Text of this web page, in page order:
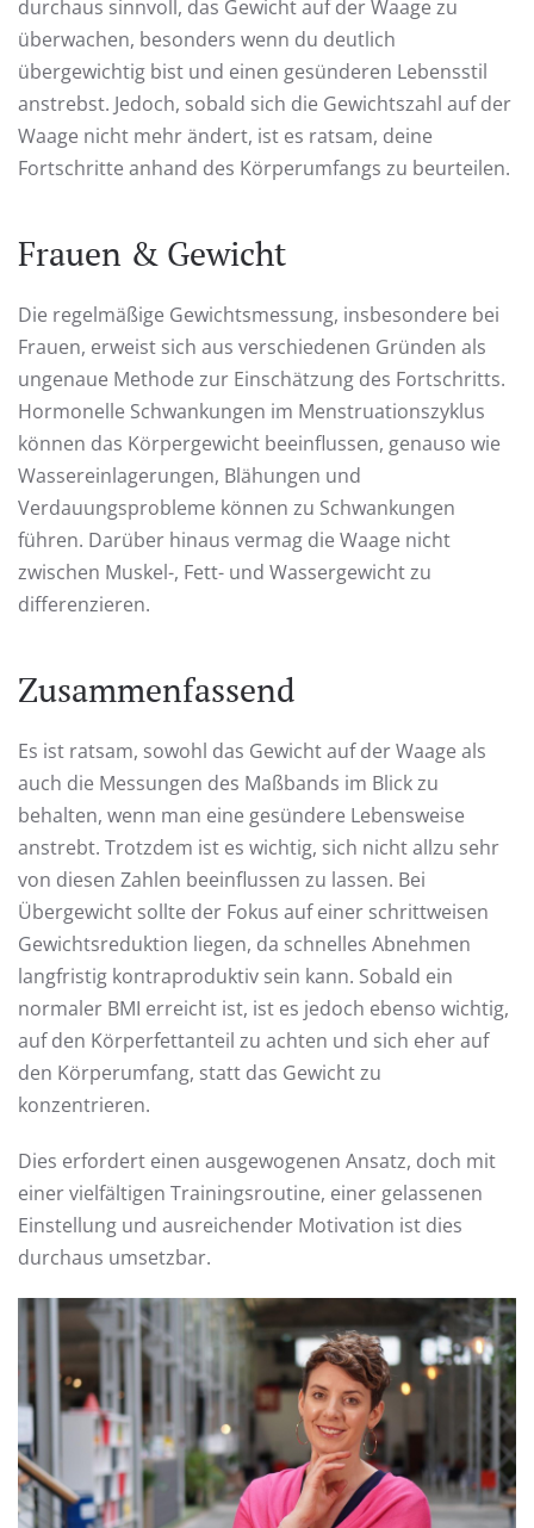
durchaus sinnvoll, das Gewicht auf der Waage zu
überwachen, besonders wenn du deutlich
übergewichtig bist und einen gesünderen Lebensstil
anstrebst. Jedoch, sobald sich die Gewichtszahl auf der
Waage nicht mehr ändert, ist es ratsam, deine
Fortschritte anhand des Körperumfangs zu beurteilen.
Frauen & Gewicht
Die regelmäßige Gewichtsmessung, insbesondere bei
Frauen, erweist sich aus verschiedenen Gründen als
ungenaue Methode zur Einschätzung des Fortschritts.
Hormonelle Schwankungen im Menstruationszyklus
können das Körpergewicht beeinflussen, genauso wie
Wassereinlagerungen, Blähungen und
Verdauungsprobleme können zu Schwankungen
führen. Darüber hinaus vermag die Waage nicht
zwischen Muskel-, Fett- und Wassergewicht zu
differenzieren.
Zusammenfassend
Es ist ratsam, sowohl das Gewicht auf der Waage als
auch die Messungen des Maßbands im Blick zu
behalten, wenn man eine gesündere Lebensweise
anstrebt. Trotzdem ist es wichtig, sich nicht allzu sehr
von diesen Zahlen beeinflussen zu lassen. Bei
Übergewicht sollte der Fokus auf einer schrittweisen
Gewichtsreduktion liegen, da schnelles Abnehmen
langfristig kontraproduktiv sein kann. Sobald ein
normaler BMI erreicht ist, ist es jedoch ebenso wichtig,
auf den Körperfettanteil zu achten und sich eher auf
den Körperumfang, statt das Gewicht zu
konzentrieren.
Dies erfordert einen ausgewogenen Ansatz, doch mit
einer vielfältigen Trainingsroutine, einer gelassenen
Einstellung und ausreichender Motivation ist dies
durchaus umsetzbar.